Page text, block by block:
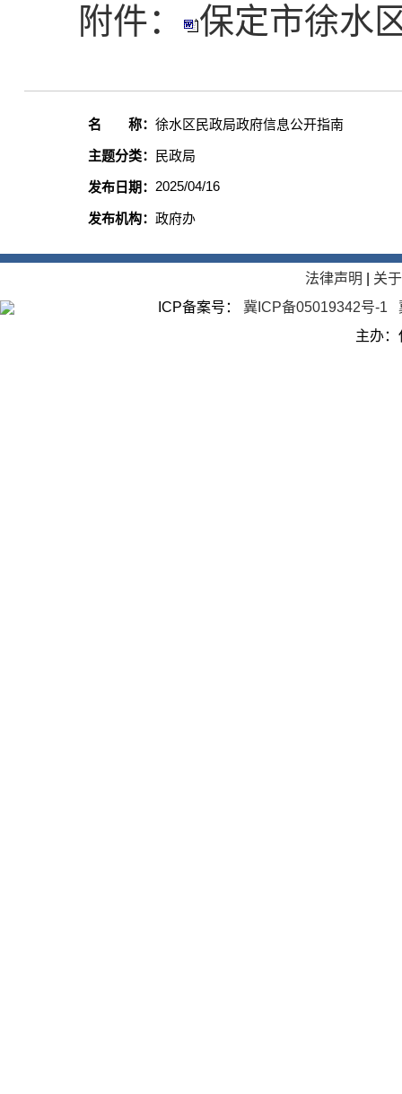
附件：
保定市徐水
名 称： 徐水区民政局政府信息公开指南
主题分类： 民政局
发布日期： 2025/04/16
发布机构： 政府办
法律声明
关
ICP备案号：
冀ICP备05019342号-1
主办